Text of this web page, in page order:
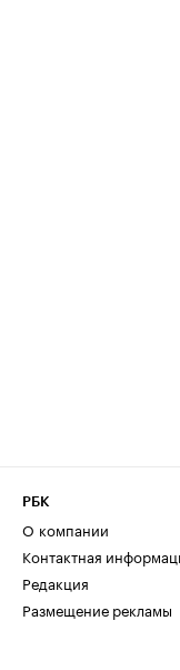
РБК
О компании
Контактная
Редакция
Размещение рекламы